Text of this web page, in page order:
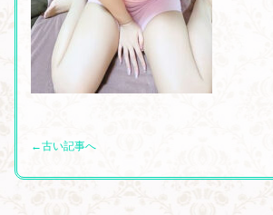
←古い記事へ